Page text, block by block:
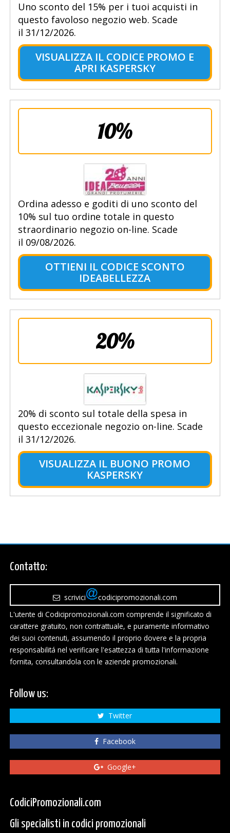
Uno sconto del 15% per i tuoi acquisti in
questo favoloso negozio web. Scade
il 31/12/2026.
VISUALIZZA IL CODICE PROMO E
APRI KASPERSKY
10%
Ordina adesso e goditi di uno sconto del
10% sul tuo ordine totale in questo
straordinario negozio on-line. Scade
il 09/08/2026.
OTTIENI IL CODICE SCONTO
IDEABELLEZZA
20%
20% di sconto sul totale della spesa in
questo eccezionale negozio on-line. Scade
il 31/12/2026.
VISUALIZZA IL BUONO PROMO
KASPERSKY
Contatto:
scrivici
codicipromozionali.com
L'utente di Codicipromozionali.com comprende il significato di
carattere gratuito, non contrattuale, e puramente informativo
dei suoi contenuti, assumendo il proprio dovere e la propria
responsabilitá nel verificare l'esattezza di tutta l'informazione
fornita, consultandola con le aziende promozionali.
Follow us:
Twitter
Facebook
Google+
CodiciPromozionali.com
Gli specialisti in codici promozionali